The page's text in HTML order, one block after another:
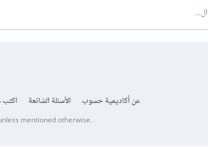
عن أكاديمية حسوب الأسئلة الشائعة اكتب
mentioned otherwise.